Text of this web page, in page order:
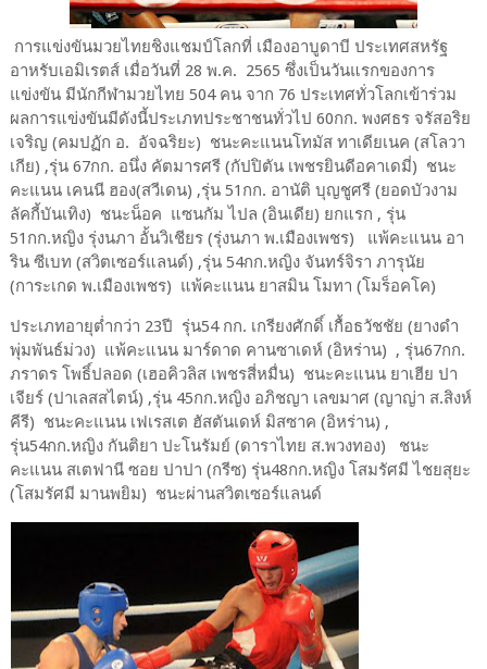
การแข่งขันมวยไทยชิงแชมป์โลกที่ เมืองอาบูดาบี ประเทศสหรัฐ
อาหรับเอมิเรตส์ เมื่อวันที่ 28 พ.ค. 2565 ซึ่งเป็นวันแรกของการ
แข่งขัน มีนักกีฬามวยไทย 504 คน จาก 76 ประเทศทั่วโลกเข้าร่วม
ผลการแข่งขันมีดังนี้ประเภทประชาชนทั่วไป 60กก. พงศธร จรัสอริย
เจริญ (คมปฏัก อ. อัจฉริยะ) ชนะคะแนนโทมัส ทาเดียเนค (สโลวา
เกีย) ,รุ่น 67กก. อนึ่ง คัตมารศรี (กัปปิตัน เพชรยินดีอคาเดมี่) ชนะ
คะแนน เคนนี ฮอง(สวีเดน) ,รุ่น 51กก. อานัติ บุญชูศรี (ยอดบัวงาม
ลัคกี้บันเทิง) ชนะน็อค แซนกัม ไปล (อินเดีย) ยกแรก , รุ่น
51กก.หญิง รุ่งนภา อั้นวิเชียร (รุ่งนภา พ.เมืองเพชร) แพ้คะแนน อา
ริน ซีเบท (สวิตเซอร์แลนด์) ,รุ่น 54กก.หญิง จันทร์จิรา ภารุนัย
(การะเกด พ.เมืองเพชร) แพ้คะแนน ยาสมิน โมทา (โมร็อคโค)
ประเภทอายุต่ำกว่า 23ปี รุ่น54 กก. เกรียงศักดิ์ เกื้อธวัชชัย (ยางดำ
พุ่มพันธ์ม่วง) แพ้คะแนน มาร์ดาด คานซาเดห์ (อิหร่าน) , รุ่น67กก.
ภราดร โพธิ์ปลอด (เฮอคิวลิส เพชรสี่หมื่น) ชนะคะแนน ยาเฮีย ปา
เจียร์ (ปาเลสสไตน์) ,รุ่น 45กก.หญิง อภิชญา เลขมาศ (ญาญ่า ส.สิงห์
คีรี) ชนะคะแนน เฟเรสเต ฮัสตันเดห์ มิสซาค (อิหร่าน) ,
รุ่น54กก.หญิง กันติยา ปะโนรัมย์ (ดาราไทย ส.พวงทอง) ชนะ
คะแนน สเตฟานี ซอย ปาปา (กรีซ) รุ่น48กก.หญิง โสมรัศมี ไชยสุยะ
(โสมรัศมี มานพยิม) ชนะผ่านสวิตเซอร์แลนด์